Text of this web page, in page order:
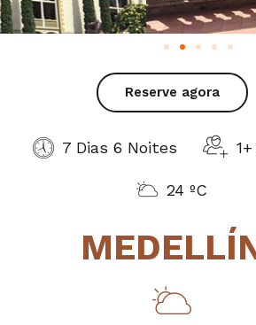
Reserve agora
7 Dias 6 Noites
24 ºC